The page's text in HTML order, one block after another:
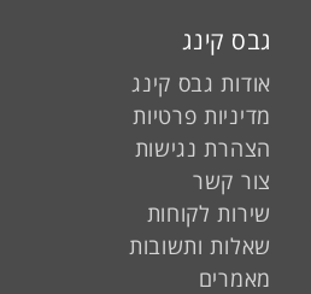
גבס קינג
אודות גבס קינג
מדיניות פרטיות
הצהרת נגישות
צור קשר
שירות לקוחות
שאלות ותשובות
מאמרים